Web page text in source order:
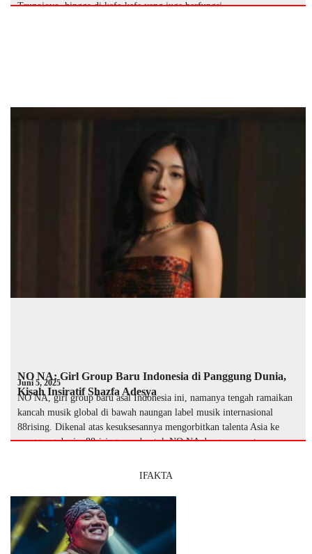
Trunojoyo, hingga di kafe-kafe yang juga berfungsi …
NO NA: Girl Group Baru Indonesia di Panggung Dunia,
Kisah Insiratif Shazfa Adesya
Juni 5, 2025
NO NA, girl group baru asal Indonesia ini, namanya tengah ramaikan
kancah musik global di bawah naungan label musik internasional
88rising. Dikenal atas kesuksesannya mengorbitkan talenta Asia ke
panggung dunia, 88rising membentuk NO NA dengan empat so …
IFAKTA